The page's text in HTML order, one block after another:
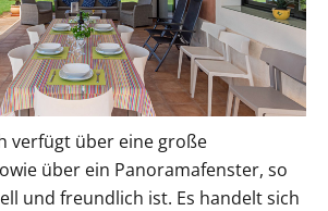
verfügt über eine große
über ein Panoramafenster, so
und freundlich ist. Es handelt sich